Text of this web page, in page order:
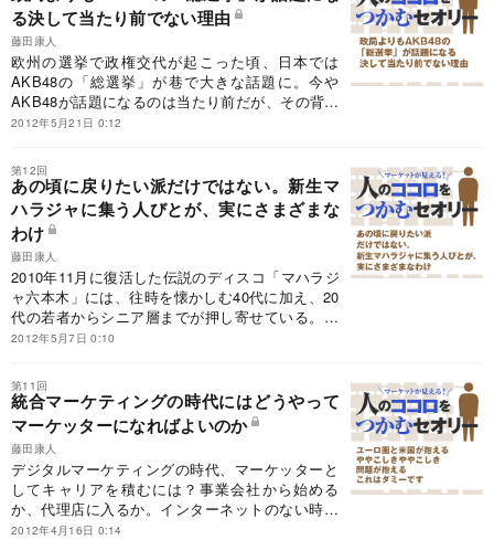
る決して当たり前でない理由
藤田康人
欧州の選挙で政権交代が起こった頃、日本では
AKB48の「総選挙」が巷で大きな話題に。今や
AKB48が話題になるのは当たり前だが、その背景
には決して当たり前でないファン獲得のためのず
2012年5月21日 0:12
第12回
あの頃に戻りたい派だけではない。新生マ
ハラジャに集う人びとが、実にさまざまな
わけ
藤田康人
2010年11月に復活した伝説のディスコ「マハラジ
ャ六本木」には、往時を懐かしむ40代に加え、20
代の若者からシニア層までが押し寄せている。世
代を超えた集客に成功したマハラジャのマーケテ
2012年5月7日 0:10
第11回
統合マーケティングの時代にはどうやって
マーケッターになればよいのか
藤田康人
デジタルマーケティングの時代、マーケッターと
してキャリアを積むには？事業会社から始める
か、代理店に入るか。インターネットのない時代
に筆者はどうして統合マーケティングの必要性に
2012年4月16日 0:14